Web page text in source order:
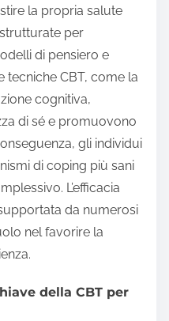
la propria salute
per
di pensiero e
tecniche CBT, come la
cognitiva,
di sé e promuovono
gli individui
di coping più sani
L’efficacia
da numerosi
nel favorire la
della CBT per